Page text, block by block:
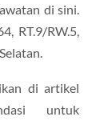
di sini.
RT.9/RW.5,
di artikel
untuk